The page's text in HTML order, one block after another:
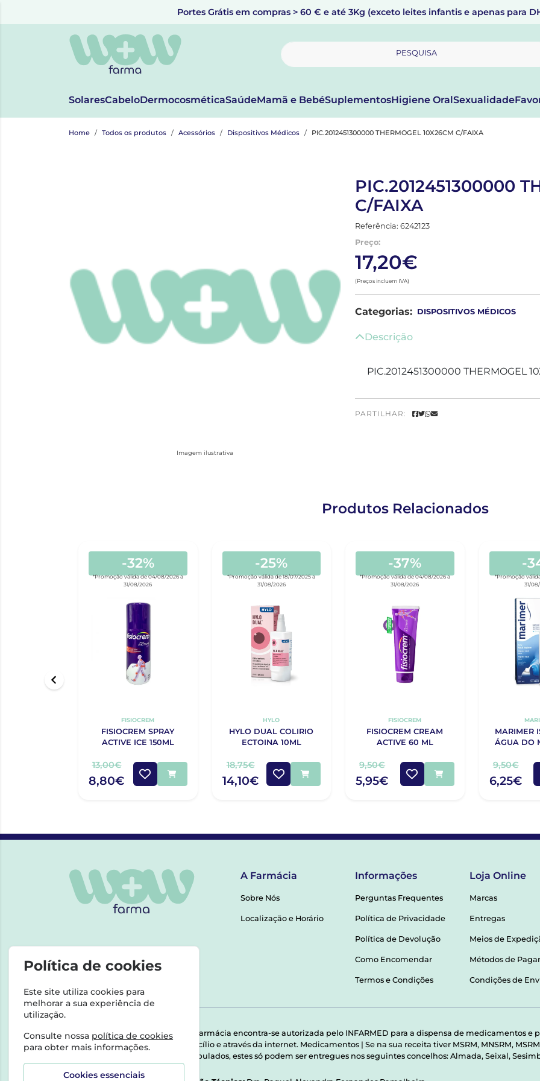
Portes Grátis em compras > 60 € e até 3Kg (exceto leites infantis e apenas para
PESQUISA
SolaresCabeloDermocosméticaSaúdeMamã e BebéSuplementosHigiene OralSexualidade
Home Todos os produtos Acessórios Dispositivos Médicos PIC.2012451300000 THERMOGEL 10X26CM C/FAIXA
Imagem ilustrativa
PIC.2012451300000
C/FAIXA
Referência: 6242123
Preço:
17,20€
(Preços incluem IVA)
Categorias: DISPOSITIVOS MÉDICOS
Descrição
PIC.2012451300000 THERMOGEL
PARTILHAR:
Produtos Relacionados
-32%
*Promoção válida de 04/08/2026 a
31/08/2026
FISIOCREM
FISIOCREM SPRAY
ACTIVE ICE 150ML
13,00€
8,80€
-25%
*Promoção válida de 18/07/2025 a
31/08/2026
HYLO
HYLO DUAL COLIRIO
ECTOINA 10ML
18,75€
14,10€
-37%
*Promoção válida de 04/08/2026 a
31/08/2026
FISIOCREM
FISIOCREM CREAM
ACTIVE 60 ML
9,50€
5,95€
-
*Promoção
31/
MARIMER
ÁGUA DO
9,50€
6,25€
A Farmácia
Sobre Nós
Localização e Horário
Informações
Perguntas Frequentes
Política de Privacidade
Política de Devolução
Como Encomendar
Termos e Condições
Loja Online
Marcas
Entregas
Meios de
Métodos de
Condições de
Esta farmácia encontra-se autorizada pelo INFARMED para a dispensa de medicamentos e
domicílio e através da internet. Medicamentos | Se na sua receita tiver MSRM, MNSRM,
Manipulados, estes só podem ser entregues nos seguintes concelhos: Almada, Seixal,
Política de cookies
Este site utiliza cookies para
melhorar a sua experiência de
utilização.
Consulte nossa política de cookies
para obter mais informações.
Cookies essenciais